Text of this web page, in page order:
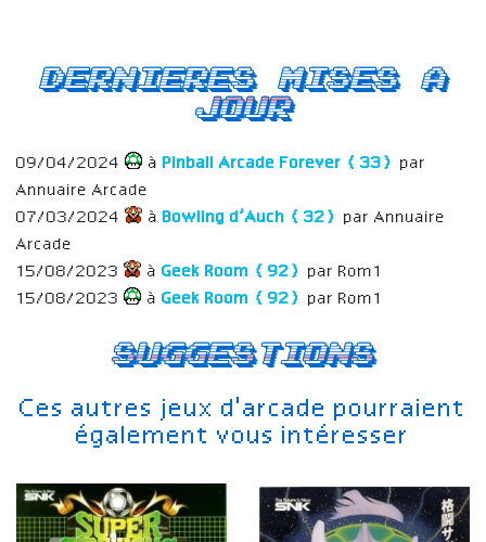
Suggestions
Ces autres jeux d'arcade pourraient
également vous intéresser
Dernieres mises a
jour
09/04/2024 à Pinball Arcade Forever (33)
par
Annuaire Arcade
07/03/2024
à Bowling d’Auch (32)
par Annuaire
Arcade
15/08/2023
à Geek Room (92)
par Rom1
15/08/2023
à Geek Room (92) par Rom1